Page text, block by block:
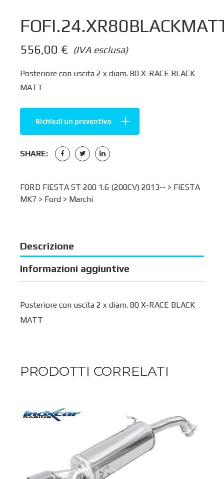
(IVA esclusa)
556,00 €
Posteriore con uscita 2 x diam. 80 X-RACE BLACK
MATT
Richiedi un preventivo
SHARE:
FORD FIESTA ST 200 1.6 (200CV) 2013-- > FIESTA
MK7 > Ford > Marchi
Descrizione
Informazioni aggiuntive
Posteriore con uscita 2 x diam. 80 X-RACE BLACK
MATT
PRODOTTI CORRELATI